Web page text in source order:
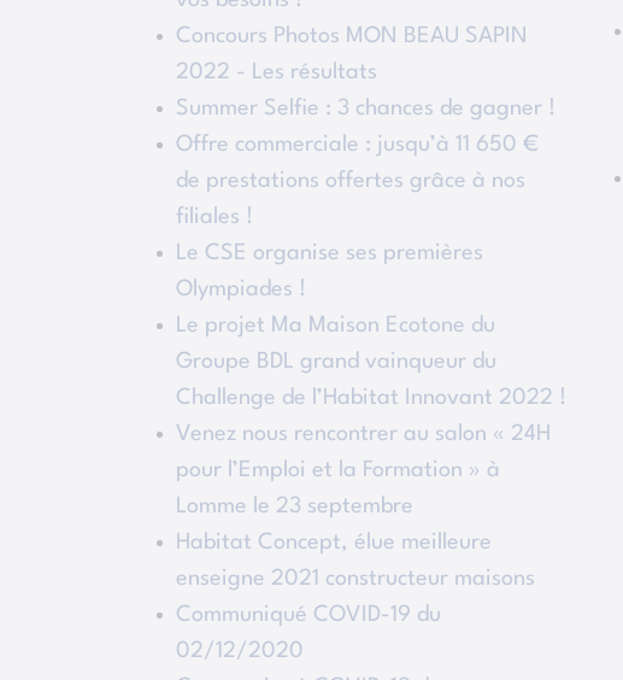
Concours Photos MON BEAU SAPIN
2022 - Les résultats
Summer Selfie : 3 chances de gagner !
Offre commerciale : jusqu’à 11 650 €
de prestations offertes grâce à nos
filiales !
Le CSE organise ses premières
Olympiades !
Le projet Ma Maison Ecotone du
Groupe BDL grand vainqueur du
Challenge de l’Habitat Innovant 2022 !
Venez nous rencontrer au salon « 24H
pour l’Emploi et la Formation » à
Lomme le 23 septembre
Habitat Concept, élue meilleure
enseigne 2021 constructeur maisons
Communiqué COVID-19 du
02/12/2020